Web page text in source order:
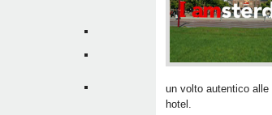
un volto autentico
hotel.